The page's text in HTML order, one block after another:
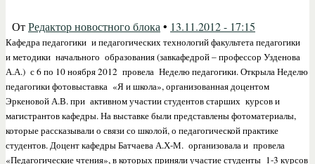
ОтРедактор новостного блока• 13.11.2012 - 17:15
Кафедра педагогики и педагогических технологий факультета педагогики
и методики начального образования (завкафедрой – профессор Узденова
А.А.) с 6 по 10 ноября 2012 провела Неделю педагогики. Открыла Неделю
педагогики фотовыставка «Я и школа», организованная доцентом
Эркеновой А.В. при активном участии студентов старших курсов и
магистрантов кафедры. На выставке были представлены фотоматериалы,
которые рассказывали о связи со школой, о педагогической практике
студентов. Доцент кафедры Батчаева А.Х-М. организовала и провела
«Педагогические чтения», в которых приняли участие студенты 1-3 курсов